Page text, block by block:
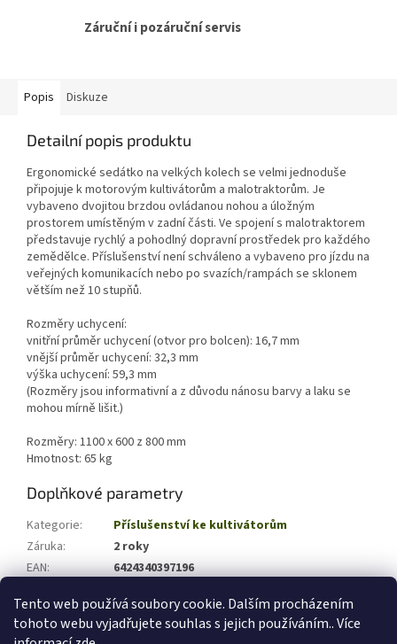
Tento web používá soubory cookie. Dalším procházením
tohoto webu vyjadřujete souhlas s jejich používáním.. Více
Záruční i pozáruční servis
Popis Diskuze
Detailní popis produktu
Ergonomické sedátko na velkých kolech se velmi jednoduše
připojuje k motorovým kultivátorům a malotraktorům. Je
vybaveno dvojitou brzdou ovládanou nohou a úložným
prostorem umístěným v zadní části. Ve spojení s malotraktorem
představuje rychlý a pohodlný dopravní prostředek pro každého
zemědělce. Příslušenství není schváleno a vybaveno pro jízdu na
veřejných komunikacích nebo po svazích/rampách se sklonem
větším než 10 stupňů.
Rozměry uchycení:
vnitřní průměr uchycení (otvor pro bolcen): 16,7 mm
vnější průměr uchycení: 32,3 mm
výška uchycení: 59,3 mm
(Rozměry jsou informativní a z důvodu nánosu barvy a laku se
mohou mírně lišit.)
Rozměry: 1100 x 600 z 800 mm
Hmotnost: 65 kg
Doplňkové parametry
Kategorie:
Příslušenství ke kultivátorům
Záruka:
2 roky
EAN:
6424340397196